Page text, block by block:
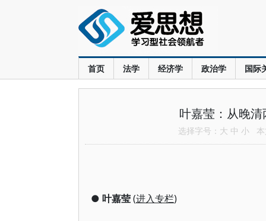
首页 法学 经济学 政治学 国际
叶嘉莹：从晚
选择字号： 大 中 小 本
● 叶嘉莹(进入专栏)